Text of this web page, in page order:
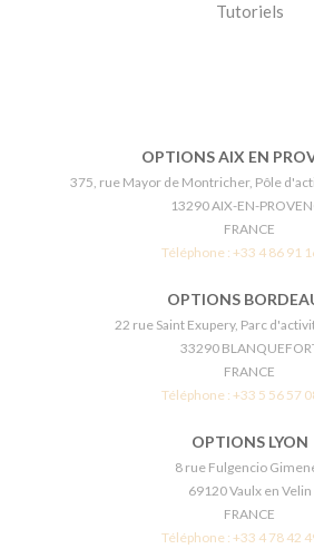
Tutoriels
OPTIONS AIX EN
375, rue Mayor de Montricher, Pôle
13290 AIX-EN-
FRANCE
Téléphone : +33 4 86 91
OPTIONS
22 rue Saint Exupery, Parc
33290
FRANCE
Téléphone : +33 5 56 57
OPTIONS LYON
8 rue Fulgencio
69120 Vaulx en Velin
FRANCE
Téléphone : +33 4 78 42